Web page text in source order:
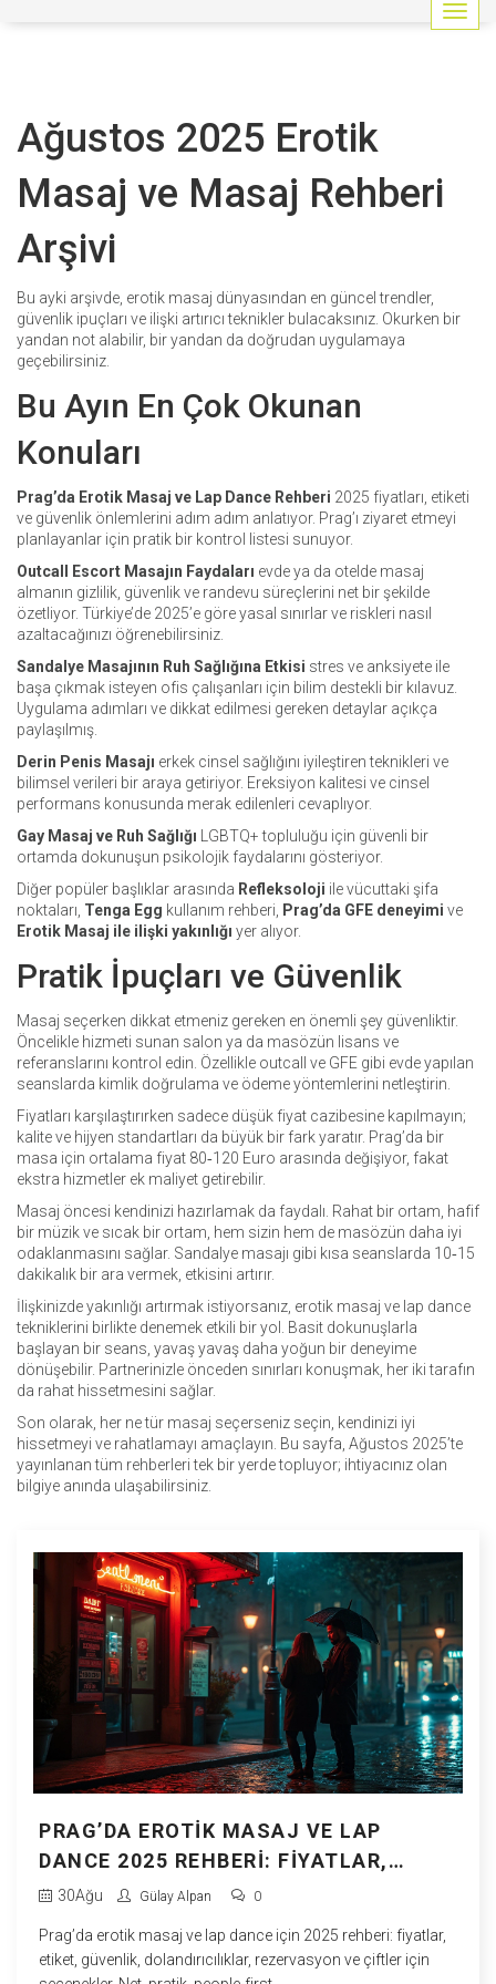
G
e
p
Ağustos 2025 Erotik
Masaj ve Masaj Rehberi
Arşivi
Bu ayki arşivde, erotik masaj dünyasından en güncel trendler,
güvenlik ipuçları ve ilişki artırıcı teknikler bulacaksınız. Okurken bir
yandan not alabilir, bir yandan da doğrudan uygulamaya
geçebilirsiniz.
Bu Ayın En Çok Okunan
Konuları
Prag’da Erotik Masaj ve Lap Dance Rehberi 2025 fiyatları, etiketi
ve güvenlik önlemlerini adım adım anlatıyor. Prag’ı ziyaret etmeyi
planlayanlar için pratik bir kontrol listesi sunuyor.
Outcall Escort Masajın Faydaları evde ya da otelde masaj
almanın gizlilik, güvenlik ve randevu süreçlerini net bir şekilde
özetliyor. Türkiye’de 2025’e göre yasal sınırlar ve riskleri nasıl
azaltacağınızı öğrenebilirsiniz.
Sandalye Masajının Ruh Sağlığına Etkisi stres ve anksiyete ile
başa çıkmak isteyen ofis çalışanları için bilim destekli bir kılavuz.
Uygulama adımları ve dikkat edilmesi gereken detaylar açıkça
paylaşılmış.
Derin Penis Masajı erkek cinsel sağlığını iyileştiren teknikleri ve
bilimsel verileri bir araya getiriyor. Ereksiyon kalitesi ve cinsel
performans konusunda merak edilenleri cevaplıyor.
Gay Masaj ve Ruh Sağlığı LGBTQ+ topluluğu için güvenli bir
ortamda dokunuşun psikolojik faydalarını gösteriyor.
Diğer popüler başlıklar arasında Refleksoloji ile vücuttaki şifa
noktaları, Tenga Egg kullanım rehberi, Prag’da GFE deneyimi ve
Erotik Masaj ile ilişki yakınlığı yer alıyor.
Pratik İpuçları ve Güvenlik
Masaj seçerken dikkat etmeniz gereken en önemli şey güvenliktir.
Öncelikle hizmeti sunan salon ya da masözün lisans ve
referanslarını kontrol edin. Özellikle outcall ve GFE gibi evde yapılan
seanslarda kimlik doğrulama ve ödeme yöntemlerini netleştirin.
Fiyatları karşılaştırırken sadece düşük fiyat cazibesine kapılmayın;
kalite ve hijyen standartları da büyük bir fark yaratır. Prag’da bir
masa için ortalama fiyat 80‑120 Euro arasında değişiyor, fakat
ekstra hizmetler ek maliyet getirebilir.
Masaj öncesi kendinizi hazırlamak da faydalı. Rahat bir ortam, hafif
bir müzik ve sıcak bir ortam, hem sizin hem de masözün daha iyi
odaklanmasını sağlar. Sandalye masajı gibi kısa seanslarda 10‑15
dakikalık bir ara vermek, etkisini artırır.
İlişkinizde yakınlığı artırmak istiyorsanız, erotik masaj ve lap dance
tekniklerini birlikte denemek etkili bir yol. Basit dokunuşlarla
başlayan bir seans, yavaş yavaş daha yoğun bir deneyime
dönüşebilir. Partnerinizle önceden sınırları konuşmak, her iki tarafın
da rahat hissetmesini sağlar.
Son olarak, her ne tür masaj seçerseniz seçin, kendinizi iyi
hissetmeyi ve rahatlamayı amaçlayın. Bu sayfa, Ağustos 2025’te
yayınlanan tüm rehberleri tek bir yerde topluyor; ihtiyacınız olan
bilgiye anında ulaşabilirsiniz.
PRAG’DA EROTIK MASAJ VE LAP
DANCE 2025 REHBERI: FIYATLAR,
ETIKET, GÜVENLIK
30Ağu Gülay Alpan 0
Prag’da erotik masaj ve lap dance için 2025 rehberi: fiyatlar,
etiket, güvenlik, dolandırıcılıklar, rezervasyon ve çiftler için